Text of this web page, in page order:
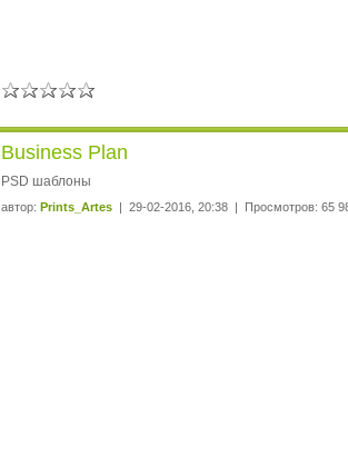
Business Plan
PSD шаблоны
автор: Prints_Artes | 29-02-2016, 20:38 | Просмотров: 65